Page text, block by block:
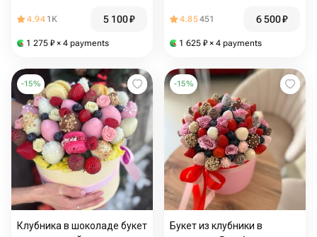
4.94 1K 5 100₽
1 275 ₽ × 4 payments
4.85451 6 500₽
1 625 ₽ × 4 payments
-15%
Клубника в шоколаде букет
-15%
Букет из клубники в